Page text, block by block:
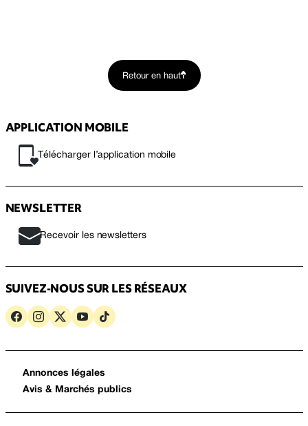
Retour en haut
APPLICATION MOBILE
Télécharger l’application mobile
NEWSLETTER
Recevoir les newsletters
SUIVEZ-NOUS SUR LES RÉSEAUX
Annonces légales
Avis & Marchés publics